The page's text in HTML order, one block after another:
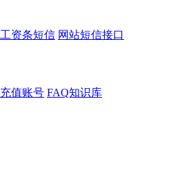
工资条短信 网站短信接口
充值账号 FAQ知识库